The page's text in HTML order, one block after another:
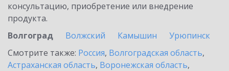
консультацию, приобретение или внедрение
продукта.
Волгоград
Волжский Камышин
Урюпинск
Смотрите также: Россия, Волгоградская область,
Астраханская область, Воронежская область,